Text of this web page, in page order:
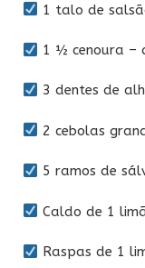
1 talo de
1 ½ cenoura –
3 dentes de
2 cebolas
5 ramos de
Caldo de 1
Raspas de 1